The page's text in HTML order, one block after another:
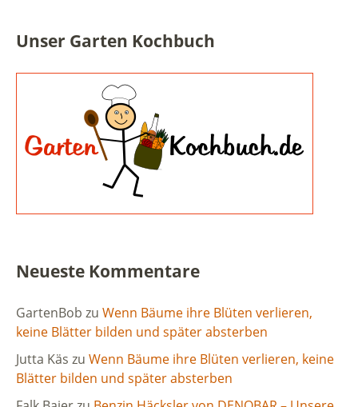
Unser Garten Kochbuch
Neueste Kommentare
GartenBob zu Wenn Bäume ihre Blüten verlieren,
keine Blätter bilden und später absterben
Jutta Käs zu Wenn Bäume ihre Blüten verlieren, keine
Blätter bilden und später absterben